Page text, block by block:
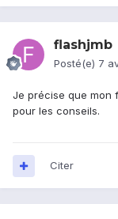
flashjmb
Posté(e) 7
Je précise que mon
pour les conseils.
Citer